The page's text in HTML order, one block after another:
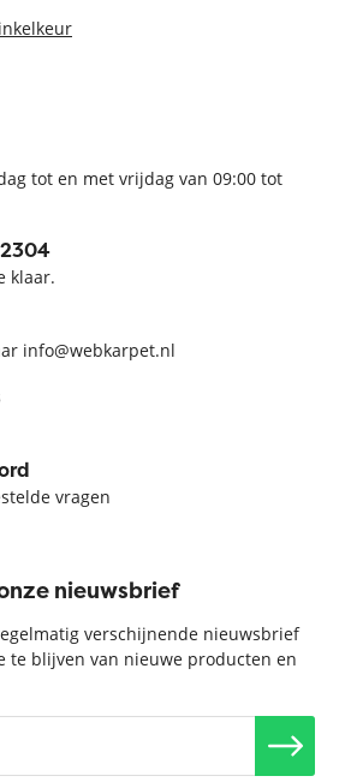
tot en met vrijdag van 09:00 tot
klaar.
info@webkarpet.nl
vragen
nieuwsbrief
verschijnende nieuwsbrief
te blijven van nieuwe producten en